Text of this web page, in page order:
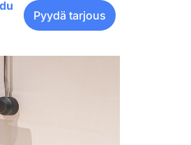
Pyydä tarjous